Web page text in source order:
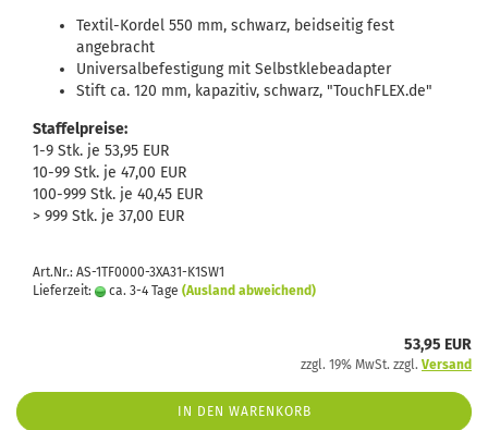
Textil-Kordel 550 mm, schwarz, beidseitig fest
angebracht
Universalbefestigung mit Selbstklebeadapter
Stift ca. 120 mm, kapazitiv, schwarz, "TouchFLEX.de"
Staffelpreise:
1-9 Stk. je 53,95 EUR
10-99 Stk. je 47,00 EUR
100-999 Stk. je 40,45 EUR
> 999 Stk. je 37,00 EUR
Art.Nr.: AS-1TF0000-3XA31-K1SW1
Lieferzeit:
ca. 3-4 Tage (Ausland abweichend)
53,95 EUR
zzgl. 19% MwSt. zzgl. Versand
IN DEN WARENKORB